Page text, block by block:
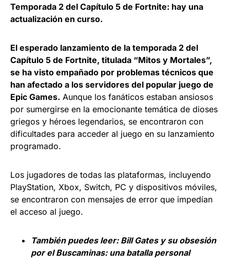
Temporada 2 del Capítulo 5 de Fortnite: hay una
actualización en curso.
El esperado lanzamiento de la temporada 2 del
Capítulo 5 de Fortnite, titulada “Mitos y Mortales”,
se ha visto empañado por problemas técnicos que
han afectado a los servidores del popular juego de
Epic Games. Aunque los fanáticos estaban ansiosos
por sumergirse en la emocionante temática de dioses
griegos y héroes legendarios, se encontraron con
dificultades para acceder al juego en su lanzamiento
programado.
Los jugadores de todas las plataformas, incluyendo
PlayStation, Xbox, Switch, PC y dispositivos móviles,
se encontraron con mensajes de error que impedían
el acceso al juego.
También puedes leer: Bill Gates y su obsesión
por el Buscaminas: una batalla personal